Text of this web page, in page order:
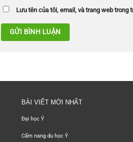
Lưu tên của tôi, email, và trang web trong
BÀI VIẾT MỚI NHẤT
Đại học Ý
Cẩm nang du học Ý